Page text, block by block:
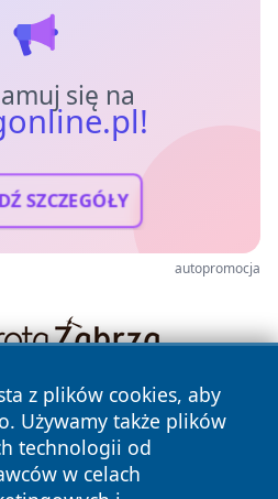
się na
SZCZEGÓŁY
autopromocja
z plików cookies, aby
Używamy także plików
technologii od
w celach